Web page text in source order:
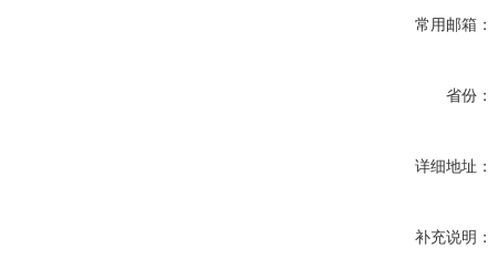
常用邮箱：
省份：
详细地址：
补充说明：